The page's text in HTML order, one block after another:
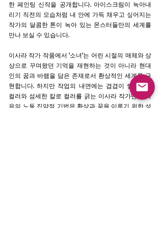
한 페인팅 신작을 공개합니다. 아이스크림이 녹아내
리기 직전의 모습처럼 내 안에 가득 채우고 싶어지는
작가의 달콤한 톤이 녹아 있는 몬스터들만의 세계를
만나 보실 수 있습니다.
이사라 작가 작품에서 '소녀'는 어린 시절의 매체와 상
상으로 꾸며왔던 기억을 재현하는 것이 아니라 현대
인의 꿈과 바램을 담은 존재로서 환상적인 세계를 구
현합니다. 하지만 작업의 내면에는 겹겹이 쌓아가는
컬러와 섬세한 칼로 컬러를 긁는 이사라 작가만의 특
유의 노동 집약적 기법은 환상과 꿈을 이루기 위한 성